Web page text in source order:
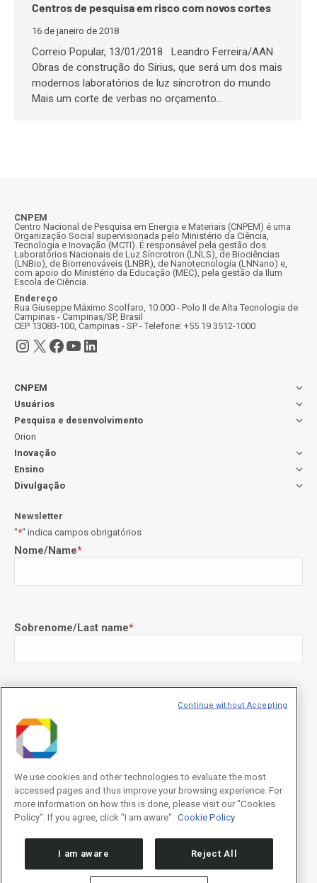
Centros de pesquisa em risco com novos cortes
16 de janeiro de 2018
Correio Popular, 13/01/2018 Leandro Ferreira/AAN
Obras de construção do Sirius, que será um dos mais
modernos laboratórios de luz síncrotron do mundo
Mais um corte de verbas no orçamento…
CNPEM
Centro Nacional de Pesquisa em Energia e Materiais (CNPEM) é uma
Organização Social supervisionada pelo Ministério da Ciência,
Tecnologia e Inovação (MCTI). É responsável pela gestão dos
Laboratórios Nacionais de Luz Síncrotron (LNLS), de Biociências
(LNBio), de Biorrenováveis (LNBR), de Nanotecnologia (LNNano) e,
com apoio do Ministério da Educação (MEC), pela gestão da Ilum
Escola de Ciência.
Endereço
Rua Giuseppe Máximo Scolfaro, 10.000 - Polo II de Alta Tecnologia de
Campinas - Campinas/SP, Brasil
CEP 13083-100, Campinas - SP - Telefone: +55 19 3512-1000
Instagram
X Facebook
Youtube
LinkedIn
CNPEM
Usuários
Pesquisa e desenvolvimento
Orion
Inovação
Ensino
Divulgação
Newsletter
"*" indica campos obrigatórios
Nome/Name*
Sobrenome/Last name*
Declaração de consentimento*
Concordo com os termos de uso descritos na Política de
Privacidade/I agree to the terms of use described in thePrivacy
Policy.
We use cookies and other technologies to evaluate the most
accessed pages and thus improve your browsing experience. For
more information on how this is done, please visit our "Cookies
Policy". If you agree, click "I am aware". Cookie Policy
I am aware Reject All
Continue without Accepting